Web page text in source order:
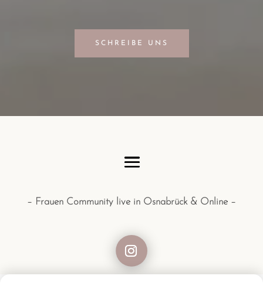
SCHREIBE UNS
– Frauen Community live in Osnabrück & Online –